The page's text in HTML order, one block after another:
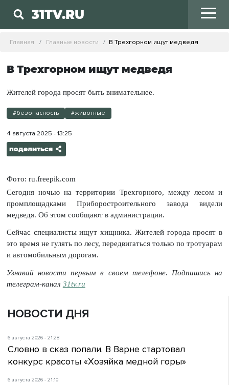
31TV.RU
Главная Главные новости В Трехгорном ищут медведя
В Трехгорном ищут медведя
Жителей города просят быть внимательнее.
#безопасность #животные
4 августа 2025 - 13:25
поделиться
Фото: ru.freepik.com
Сегодня ночью на территории Трехгорного, между лесом и
промплощадками Приборостроительного завода видели
медведя. Об этом сообщают в администрации.
Сейчас специалисты ищут хищника. Жителей города просят в
это время не гулять по лесу, передвигаться только по тротуарам
и автомобильным дорогам.
Узнавай новости первым в своем телефоне. Подпишись на
телеграм-канал 31tv.ru
НОВОСТИ ДНЯ
6 августа 2026 - 21:28
Словно в сказ попали. В Варне стартовал
конкурс красоты «Хозяйка медной горы»
6 августа 2026 - 21:10